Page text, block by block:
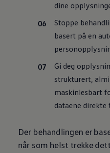
dine
Stoppe
basert på en
Gi deg
strukturert,
maskinlesbart
dataene
Der behandlingen er
når som helst trekke